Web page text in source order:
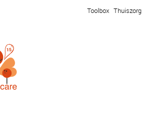
Toolbox Thuiszorg